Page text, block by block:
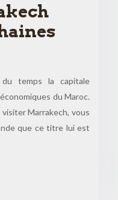
temps la capitale
du Maroc.
Marrakech, vous
que ce titre lui est